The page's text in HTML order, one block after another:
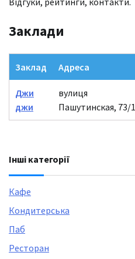
Заклади
Заклад Адреса
Джи
джи
вулиця
Пашутинская, 73/1
Інші категорії
Кафе
Кондитерська
Паб
Ресторан